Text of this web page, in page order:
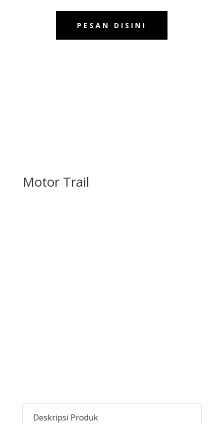
PESAN DISINI
Motor Trail
Deskripsi Produk